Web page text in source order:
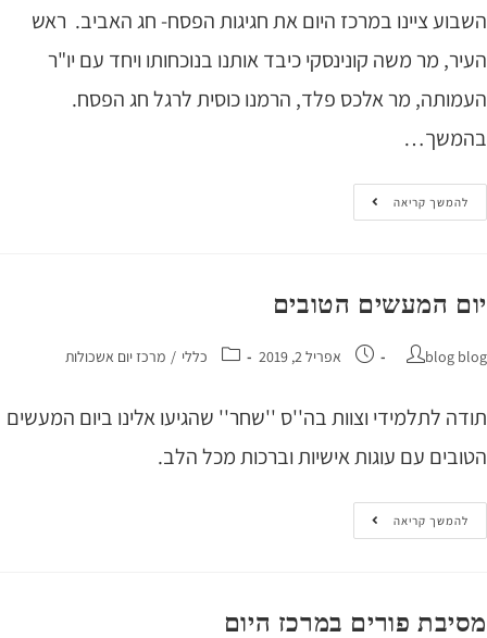
ציינו במרכז היום את חגיגות הפסח- חג האביב. ראש
מר משה קונינסקי כיבד אותנו בנוכחותו ויחד עם יו"ר
מר אלכס פלד, הרמנו כוסית לרגל חג הפסח.
קריאה
המעשים הטובים
blog אפריל 2, 2019 כללי / מרכז יום אשכולות
לתלמידי וצוות בה''ס ''שחר'' שהגיעו אלינו ביום המעשים
עם עוגות אישיות וברכות מכל הלב.
קריאה
פורים במרכז היום